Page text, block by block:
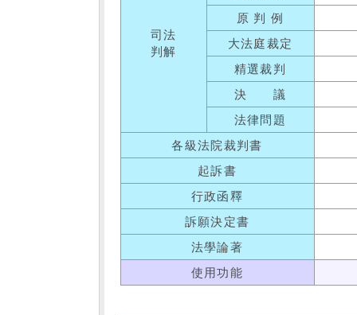
司法
判解
原 判 例
大法庭裁定
精選裁判
決 議
法律問題
各級法院裁判書
起訴書
行政函釋
訴願決定書
法學論著
使用功能